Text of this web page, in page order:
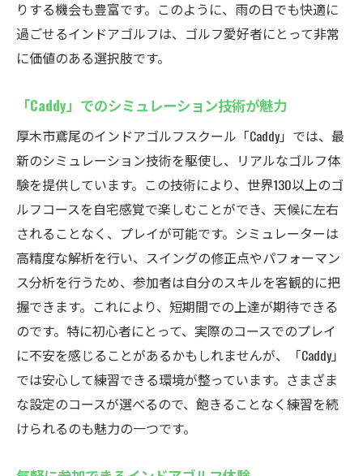
りする機会も豊富です。このように、雨の日でも快適に
過ごせるインドアゴルフは、ゴルフ愛好者にとって非常
に価値のある選択肢です。
「Caddy」でのシミュレーション技術が魅力
厚木市鳶尾のインドアゴルフスクール「Caddy」では、最
新のシミュレーション技術を駆使し、リアルなゴルフ体
験を提供しています。この技術により、世界130以上のゴ
ルフコースを自宅感覚で楽しむことができ、天候に左右
されることなく、プレイが可能です。シミュレーターは
高精度な解析を行い、スイングの修正点やパフォーマン
ス分析を行うため、参加者は自分のスキルを客観的に把
握できます。これにより、短期間での上達が期待できる
のです。特に初心者にとって、実際のコースでのプレイ
に不安を感じることがあるかもしれませんが、「Caddy」
では安心して練習できる環境が整っています。さまざま
な設定のコースが選べるので、飽きることなく練習を続
けられるのも魅力の一つです。